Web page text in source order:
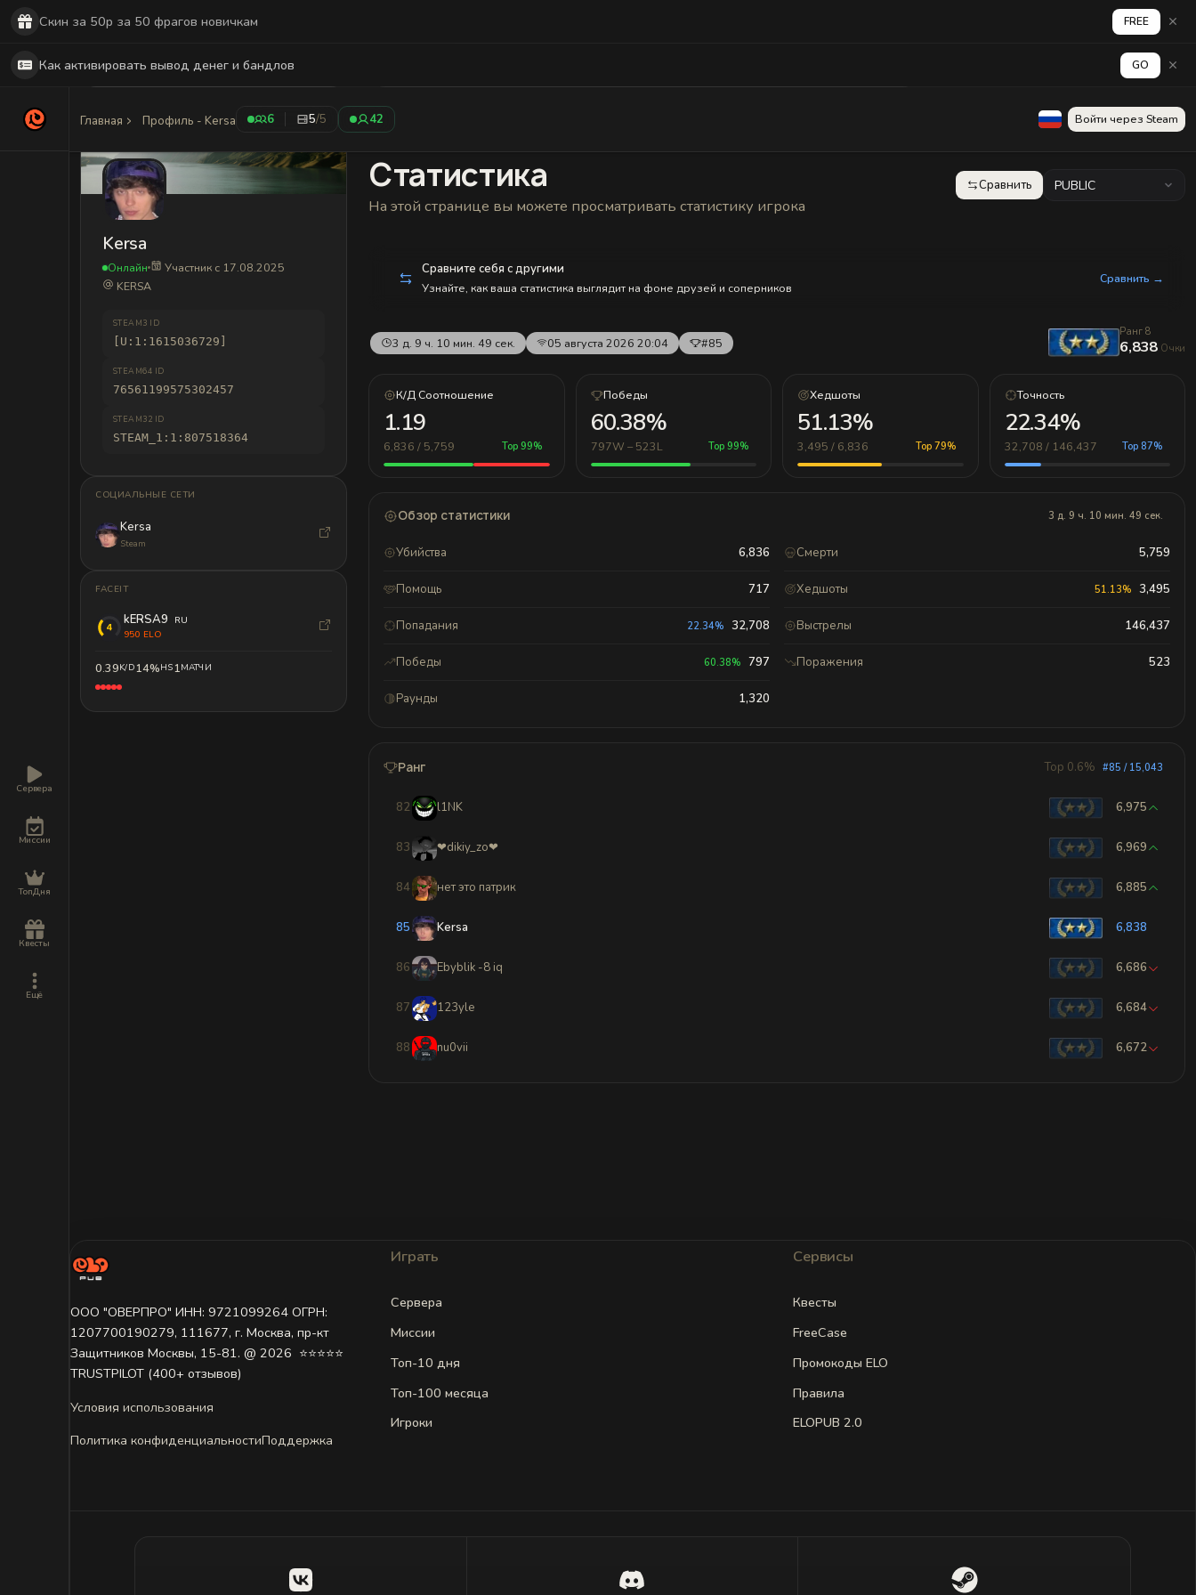
Сервера
Миссии
ТопДня
Квесты
Ещё
Главная Профиль - Kersa 6 5/5 42 Войти через Steam
Kersa
Онлайн
Участник с 17.08.2025
KERSA
STEAM3 ID
[U:1:1615036729]
STEAM64 ID
76561199575302457
STEAM32 ID
STEAM_1:1:807518364
СОЦИАЛЬНЫЕ СЕТИ
Kersa
Steam
FACEIT
kERSA9
RU
950 ELO
0.39K/D14%HS1МАТЧИ
Статистика
На этой странице вы можете просматривать статистику игрока
Сравнить PUBLIC
Сравните себя с другими
Узнайте, как ваша статистика выглядит на фоне друзей и соперников
Сравнить →
3 д. 9 ч. 10 мин. 49 сек. 05 августа 2026 20:04 #85
Ранг 8
6,838 Очки
К/Д Соотношение
1.19
6,836 / 5,759 Top 99%
Победы
60.38%
797W – 523L Top 99%
Хедшоты
51.13%
3,495 / 6,836 Top 79%
Точность
22.34%
32,708 / 146,437 Top 87%
Обзор статистики 3 д. 9 ч. 10 мин. 49 сек.
Убийства 6,836 Смерти 5,759
Помощь 717 Хедшоты 51.13% 3,495
Попадания 22.34% 32,708 Выстрелы 146,437
Победы 60.38% 797 Поражения 523
Раунды 1,320
Ранг Top 0.6% #85 / 15,043
82 l1NK 6,975
83 ❤dikiy_zo❤ 6,969
84 нет это патрик 6,885
85 Kersa 6,838
86 Ebyblik -8 iq 6,686
87 123yle 6,684
88 nu0vii 6,672
ООО "ОВЕРПРО" ИНН: 9721099264 ОГРН:
1207700190279, 111677, г. Москва, пр-кт
Защитников Москвы, 15-81. @ 2026 ㅤ ⭐⭐⭐⭐⭐
TRUSTPILOT (400+ отзывов)
Условия использования
Политика конфиденциальностиПоддержка
Играть
Сервера
Миссии
Топ-10 дня
Топ-100 месяца
Игроки
Сервисы
Квесты
FreeCase
Промокоды ELO
Правила
ELOPUB 2.0
Скин за 50р за 50 фрагов новичкам FREE
Как активировать вывод денег и бандлов GO